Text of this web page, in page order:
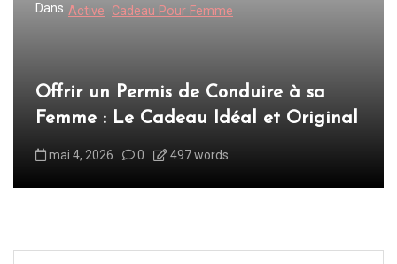
Dans Active Cadeau Pour Femme
Offrir un Permis de Conduire à sa
Femme : Le Cadeau Idéal et Original
mai 4, 2026 0 497 words